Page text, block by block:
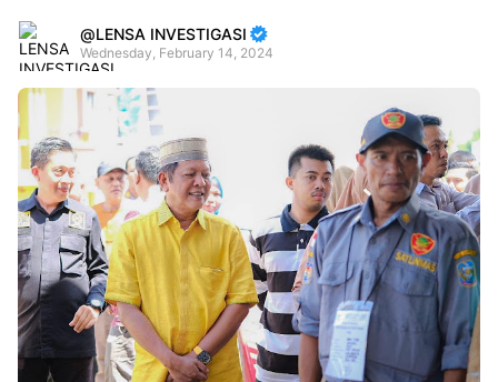
LENSA INVESTIGASI
Wednesday, February 14, 2024
Premium
By
Raushan
Design
With
Shroff
Templates